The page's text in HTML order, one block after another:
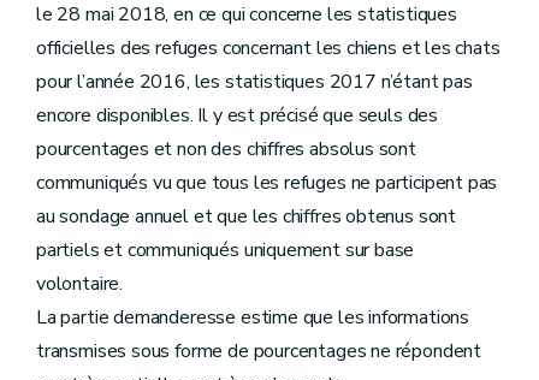
le 28 mai 2018, en ce qui concerne les statistiques
officielles des refuges concernant les chiens et les chats
pour l’année 2016, les statistiques 2017 n’étant pas
encore disponibles. Il y est précisé que seuls des
pourcentages et non des chiffres absolus sont
communiqués vu que tous les refuges ne participent pas
au sondage annuel et que les chiffres obtenus sont
partiels et communiqués uniquement sur base
volontaire.
La partie demanderesse estime que les informations
transmises sous forme de pourcentages ne répondent